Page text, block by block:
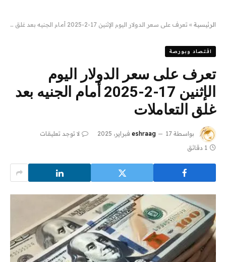
الرئيسية » تعرف على سعر الدولار اليوم الإثنين 17-2-2025 أمام الجنيه بعد غلق التعاملات
اقتصاد وبورصة
تعرف على سعر الدولار اليوم
الإثنين 17-2-2025 أمام الجنيه بعد
غلق التعاملات
بواسطة eshraag 17 فبراير، 2025
لا توجد تعليقات
1 دقائق